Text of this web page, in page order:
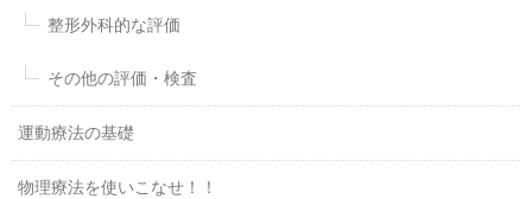
整形外科的な評価
その他の評価・検査
運動療法の基礎
物理療法を使いこなせ！！